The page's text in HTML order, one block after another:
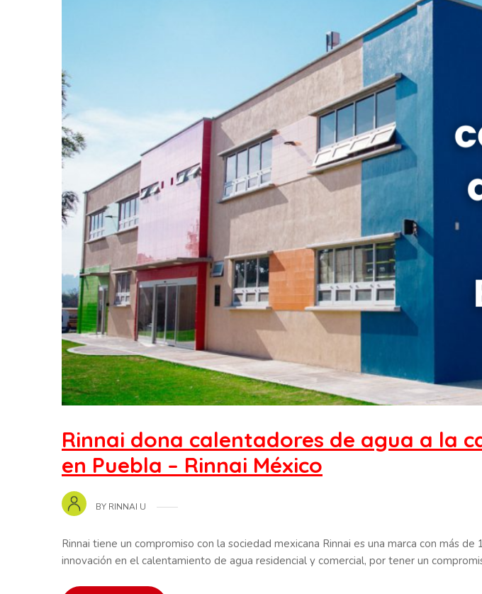
Rinnai dona calentadores de agua a la
en Puebla – Rinnai México
BY RINNAI U
Rinnai tiene un compromiso con la sociedad mexicana Rinnai es una marca con más
innovación en el calentamiento de agua residencial y comercial, por tener un